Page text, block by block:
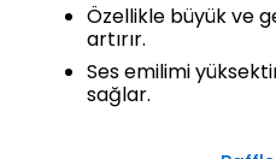
Özellikle büyük ve
artırır.
Ses emilimi
sağlar.